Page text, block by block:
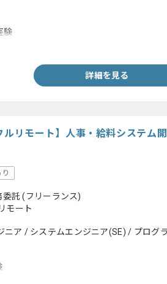
験
詳細を見る
リモート】人事・給料システム
委託(フリーランス)
モート
ニア / システムエンジニア(SE) / プログ